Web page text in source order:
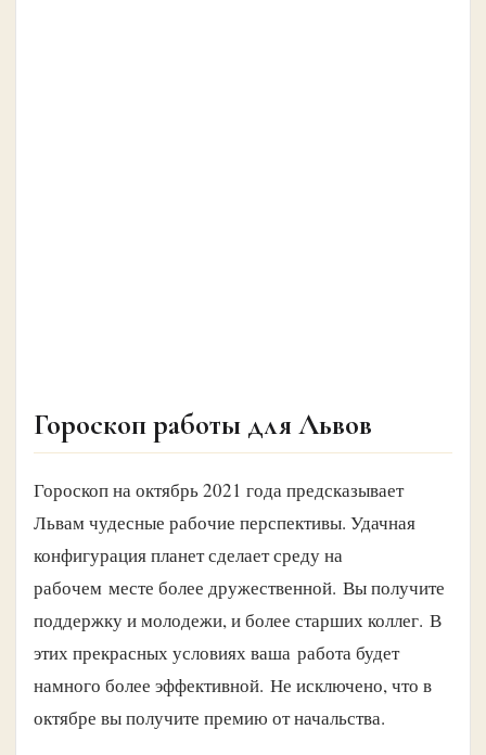
Гороскоп работы для Львов
Гороскоп на октябрь 2021 года предсказывает
Львам чудесные рабочие перспективы. Удачная
конфигурация планет сделает среду на
рабочем месте более дружественной. Вы получите
поддержку и молодежи, и более старших коллег. В
этих прекрасных условиях ваша работа будет
намного более эффективной. Не исключено, что в
октябре вы получите премию от начальства.